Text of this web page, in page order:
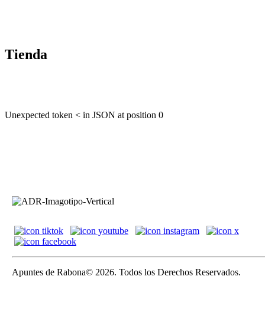
Tienda
Unexpected token < in JSON at position 0
Apuntes de Rabona© 2026. Todos los Derechos Reservados.